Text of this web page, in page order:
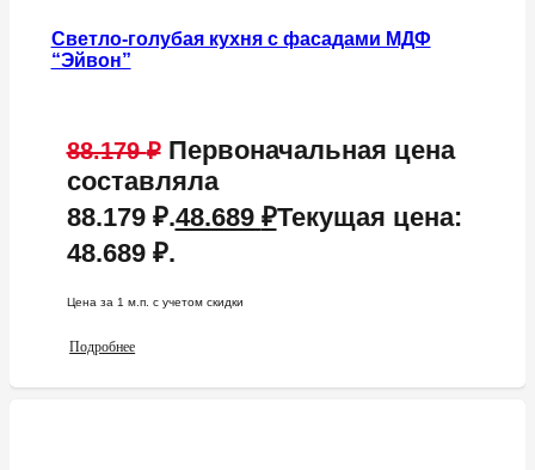
Светло-голубая кухня с фасадами МДФ
“Эйвон”
88.179₽ Первоначальная цена
составляла
88.179 ₽.48.689 ₽Текущая цена:
48.689 ₽.
Цена за 1 м.п. c учетом скидки
Подробнее